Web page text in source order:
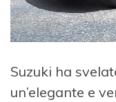
Suzuki ha
un’elegante e